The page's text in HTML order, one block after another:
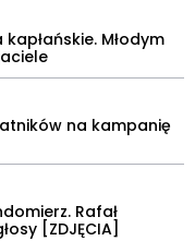
Młodym
na kampanię
Rafał
[ZDJĘCIA]